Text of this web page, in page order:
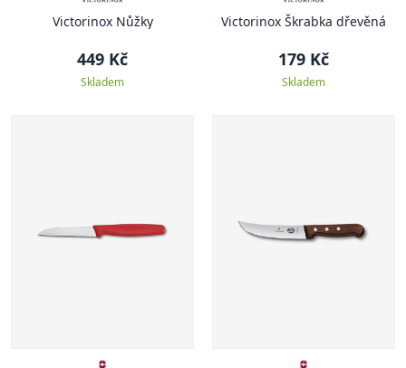
Victorinox Nůžky
449 Kč
Skladem
Victorinox Škrabka dřevěná
179 Kč
Skladem